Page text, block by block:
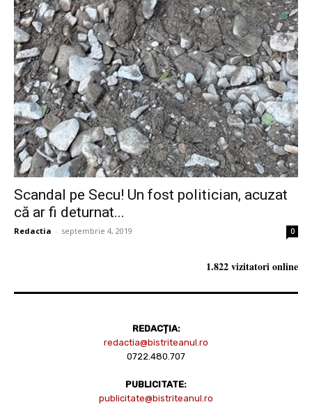
Scandal pe Secu! Un fost politician, acuzat
că ar fi deturnat...
Redactia - septembrie 4, 2019 0
1.822 vizitatori online
REDACȚIA:
redactia@bistriteanul.ro
0722.480.707
PUBLICITATE:
publicitate@bistriteanul.ro